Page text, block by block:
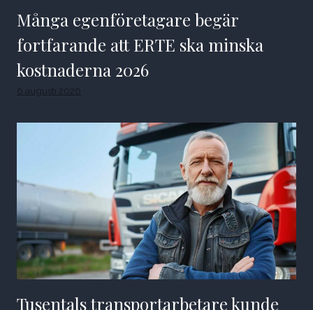
Många egenföretagare begär
fortfarande att ERTE ska minska
kostnaderna 2026
6 augusti 2026
Tusentals transportarbetare kunde